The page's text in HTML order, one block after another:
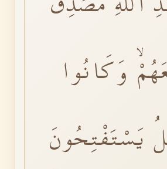
وَكَانُوا
يَسْتَفْتِحُونَ